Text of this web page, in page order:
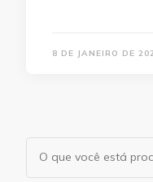
8 DE JANEIRO DE
Procurando
algo?